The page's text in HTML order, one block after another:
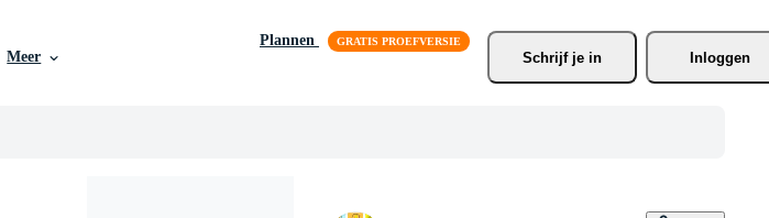
Meer
Plannen
Schrijf je in Inloggen